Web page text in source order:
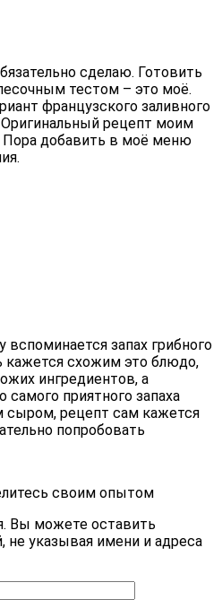
сделаю. Готовить
тестом – это моё.
французского заливного
Оригинальный рецепт моим
Пора добавить в моё меню
вспоминается запах грибного
кажется схожим это блюдо,
ингредиентов, а
самого приятного запаха
сыром, рецепт сам кажется
попробовать
своим опытом
Вы можете оставить
указывая имени и адреса